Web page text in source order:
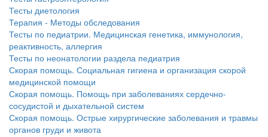
Тесты диетология
Терапия - Методы обследования
Тесты по педиатрии. Медицинская генетика, иммунология,
реактивность, аллергия
Тесты по неонатологии раздела педиатрия
Скорая помощь. Социальная гигиена и организация скорой
медицинской помощи
Скорая помощь. Помощь при заболеваниях сердечно-
сосудистой и дыхательной систем
Скорая помощь. Острые хирургические заболевания и травмы
органов груди и живота